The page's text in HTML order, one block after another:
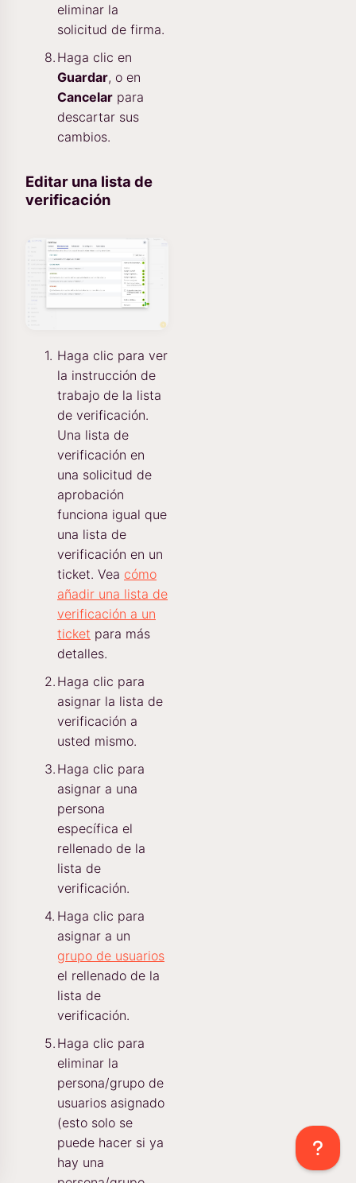
eliminar la
solicitud de firma.
Haga clic en
Guardar, o en
Cancelar para
descartar sus
cambios.
Editar una lista de
verificación
Haga clic para ver
la instrucción de
trabajo de la lista
de verificación.
Una lista de
verificación en
una solicitud de
aprobación
funciona igual que
una lista de
verificación en un
ticket. Vea cómo
añadir una lista de
verificación a un
ticket para más
detalles.
Haga clic para
asignar la lista de
verificación a
usted mismo.
Haga clic para
asignar a una
persona
específica el
rellenado de la
lista de
verificación.
Haga clic para
asignar a un
grupo de usuarios
el rellenado de la
lista de
verificación.
Haga clic para
eliminar la
persona/grupo de
usuarios asignado
(esto solo se
puede hacer si ya
hay una